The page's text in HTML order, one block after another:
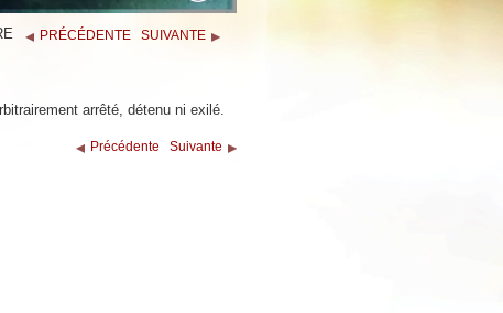
PRÉCÉDENTE SUIVANTE
arrêté, détenu ni exilé.
Précédente Suivante